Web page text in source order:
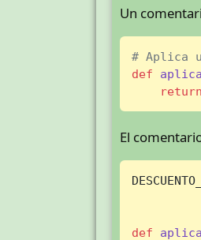
Un
# Aplica
def
return
El
def